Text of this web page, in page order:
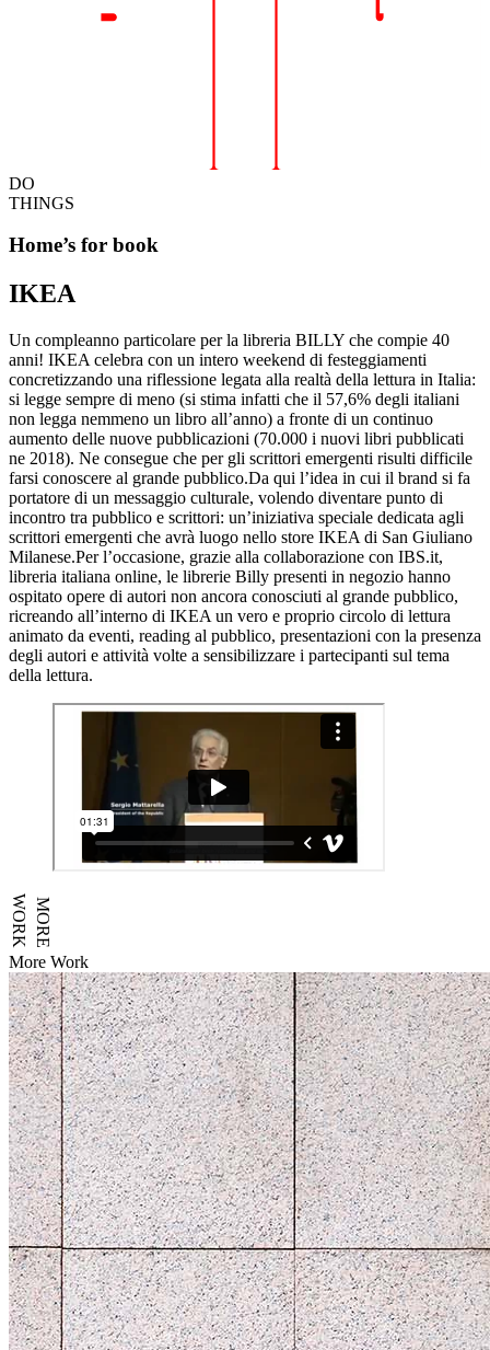
DO
THINGS
Home’s for book
IKEA
Un compleanno particolare per la libreria BILLY che compie 40
anni! IKEA celebra con un intero weekend di festeggiamenti
concretizzando una riflessione legata alla realtà della lettura in Italia:
si legge sempre di meno (si stima infatti che il 57,6% degli italiani
non legga nemmeno un libro all’anno) a fronte di un continuo
aumento delle nuove pubblicazioni (70.000 i nuovi libri pubblicati
ne 2018). Ne consegue che per gli scrittori emergenti risulti difficile
farsi conoscere al grande pubblico.Da qui l’idea in cui il brand si fa
portatore di un messaggio culturale, volendo diventare punto di
incontro tra pubblico e scrittori: un’iniziativa speciale dedicata agli
scrittori emergenti che avrà luogo nello store IKEA di San Giuliano
Milanese.Per l’occasione, grazie alla collaborazione con IBS.it,
libreria italiana online, le librerie Billy presenti in negozio hanno
ospitato opere di autori non ancora conosciuti al grande pubblico,
ricreando all’interno di IKEA un vero e proprio circolo di lettura
animato da eventi, reading al pubblico, presentazioni con la presenza
degli autori e attività volte a sensibilizzare i partecipanti sul tema
della lettura.
WORK MORE
More Work